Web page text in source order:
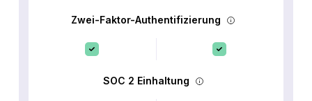
Zwei-Faktor-Authentifizierung
SOC 2 Einhaltung